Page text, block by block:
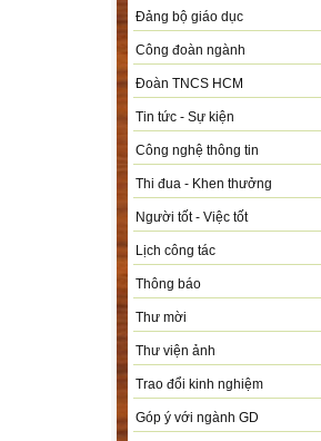
Đảng bộ giáo dục
Công đoàn ngành
Đoàn TNCS HCM
Tin tức - Sự kiện
Công nghệ thông tin
Thi đua - Khen thưởng
Người tốt - Việc tốt
Lịch công tác
Thông báo
Thư mời
Thư viện ảnh
Trao đổi kinh nghiệm
Góp ý với ngành GD